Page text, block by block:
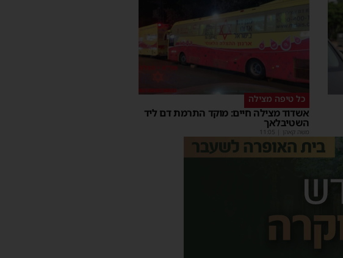
כל טיפה מצילה
אשדוד מצילה חיים: מוקד התרמת דם ליד
השטיבלאך
משה קאהן 11:05